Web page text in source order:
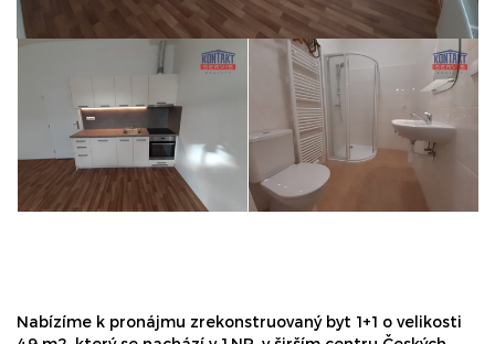
Nabízíme k pronájmu zrekonstruovaný byt 1+1 o velikosti